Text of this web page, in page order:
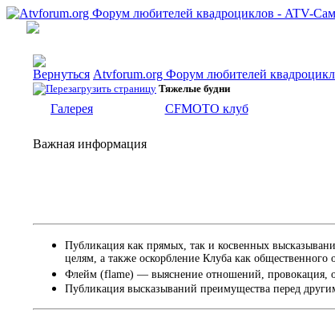
Atvforum.org Форум любителей
Тяжелые будни
Галерея
CFMOTO клуб
Важная информация
Публикация как прямых, так и косвенных
целям, а также оскорбление Клуба как общественного
Флейм (flame) — выяснение отношений, провокация,
Публикация высказываний преимущества перед